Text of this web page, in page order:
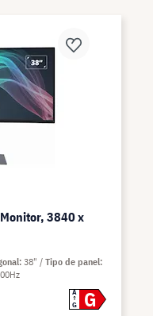
3840 x
A
G
G
38"
Tipo de panel